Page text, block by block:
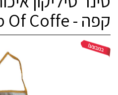
קפה - Cup Of Coffe